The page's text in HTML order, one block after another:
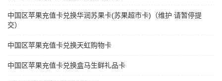
中国区苹果充值卡兑换华润苏果卡(苏果超市卡)（维护 请暂停提
交）
中国区苹果充值卡兑换天虹购物卡
中国区苹果充值卡兑换盒马生鲜礼品卡